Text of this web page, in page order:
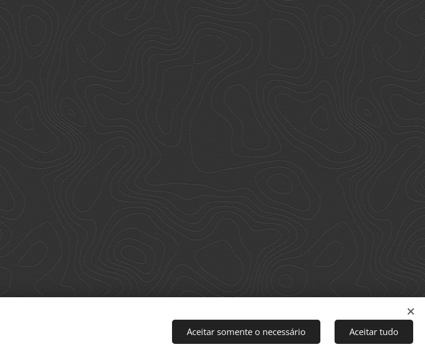
Aceitar somente o necessário Aceitar tudo